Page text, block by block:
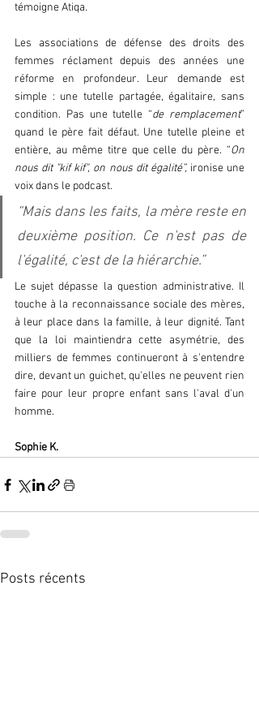
témoigne Atiqa.
Les associations de défense des droits des
femmes réclament depuis des années une
réforme en profondeur. Leur demande est
simple : une tutelle partagée, égalitaire, sans
condition. Pas une tutelle “de remplacement”
quand le père fait défaut. Une tutelle pleine et
entière, au même titre que celle du père. “On
nous dit "kif kif", on nous dit égalité”, ironise une
voix dans le podcast.
“Mais dans les faits, la mère reste en
deuxième position. Ce n'est pas de
l'égalité, c'est de la hiérarchie.”
Le sujet dépasse la question administrative. Il
touche à la reconnaissance sociale des mères,
à leur place dans la famille, à leur dignité. Tant
que la loi maintiendra cette asymétrie, des
milliers de femmes continueront à s'entendre
dire, devant un guichet, qu'elles ne peuvent rien
faire pour leur propre enfant sans l'aval d'un
homme.
Sophie K.
Posts récents